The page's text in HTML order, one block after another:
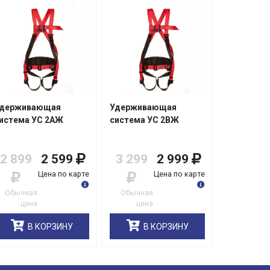
УС 2АЖ
2 899
Обычная
цена
2 599
Цена по карте
В КОРЗИНУ
Удерживающая
система УС 2ВЖ
3 299
Обычная
цена
2 999
Цена по карте
В КОРЗИНУ